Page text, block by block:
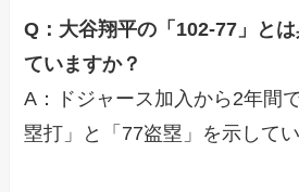
Q：大谷翔平の「102-77」と
ていますか？
A：ドジャース加入から2年間
塁打」と「77盗塁」を示してい